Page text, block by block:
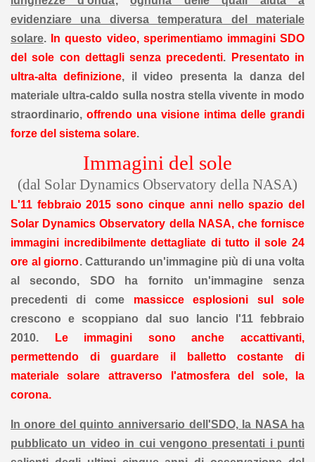
evidenziare una diversa temperatura del materiale
solare.
In questo video, sperimentiamo immagini SDO
del sole con dettagli senza precedenti.
Presentato in
ultra-alta definizione, il video presenta la danza del
materiale ultra-caldo sulla nostra stella vivente in modo
straordinario,offrendo una visione intima delle grandi
forze del sistema solare.
Immagini del sole
(dal Solar Dynamics Observatory della NASA)
L'11 febbraio 2015 sono cinque anni nello spazio del
Solar Dynamics Observatory della NASA, che fornisce
immagini incredibilmente dettagliate di tutto il sole 24
ore al giorno. Catturando un'immagine più di una volta
al secondo, SDO ha fornito un'immagine senza
precedenti di come massicce esplosioni sul sole
crescono e scoppiano dal suo lancio l'11 febbraio
2010.
Le immagini sono anche accattivanti,
permettendo di guardare il balletto costante di
materiale solare attraverso l'atmosfera del sole, la
corona.
In onore del quinto anniversario dell'SDO, la NASA ha
pubblicato un video in cui vengono presentati i punti